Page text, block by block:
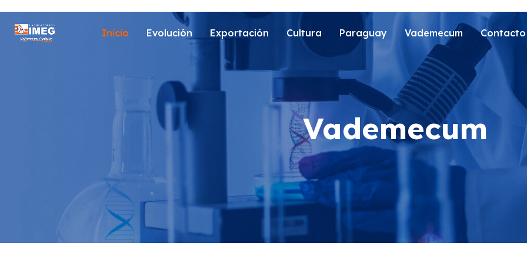
Inicio Evolución Exportación Cultura Paraguay Vademecum Contacto
Vademecum